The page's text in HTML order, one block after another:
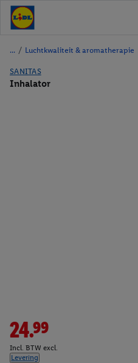
/ Luchtkwaliteit & aromatherapie
SANITAS
Inhalator
24.99
Incl. BTW excl.
Levering